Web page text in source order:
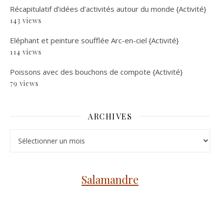
Récapitulatif d’idées d’activités autour du monde {Activité}
143 views
Eléphant et peinture soufflée Arc-en-ciel {Activité}
114 views
Poissons avec des bouchons de compote {Activité}
79 views
ARCHIVES
Salamandre